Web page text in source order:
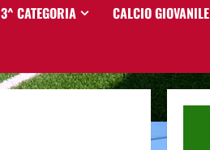
3^ CATEGORIA CALCIO GIOVANILE